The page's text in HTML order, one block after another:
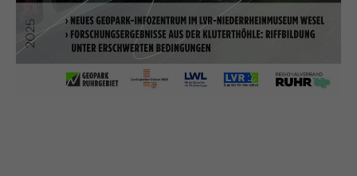
Anbieter Session-Cookies
Der Session Cookie wird beim Schließen des
Browsers wieder gelöscht.
Laufzeit 30 Minuten
Zweck
Speichert vorübergehend Daten der aktuellen
Sitzung.